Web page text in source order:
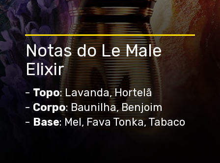
- Topo: Lavanda, Hortelã
- Corpo: Baunilha, Benjoim
- Base: Mel, Fava Tonka, Tabaco
Notas do Le Male
Elixir